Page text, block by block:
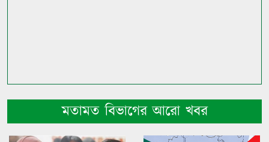
মতামত বিভাগের আরো খবর